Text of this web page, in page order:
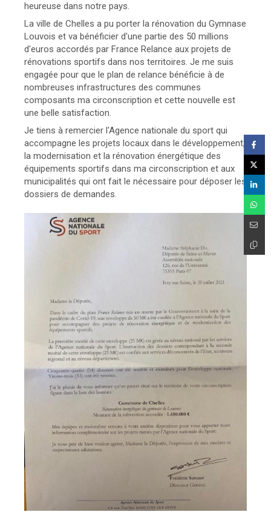
heureuse dans notre pays.
La ville de Chelles a pu porter la rénovation du Gymnase
Louvois et va bénéficier d'une partie des 50 millions
d'euros accordés par France Relance aux projets de
rénovations sportifs dans nos territoires. Je me suis
engagée pour que le plan de relance bénéficie à de
nombreuses infrastructures des communes
composants ma circonscription et cette nouvelle est
une belle satisfaction.
Je tiens à remercier l'Agence nationale du sport qui
accompagne les projets locaux dans le développement,
la modernisation et la rénovation énergétique des
équipements sportifs dans ma circonscription et aux
municipalités qui ont fait le nécessaire pour déposer les
dossiers de demandes.